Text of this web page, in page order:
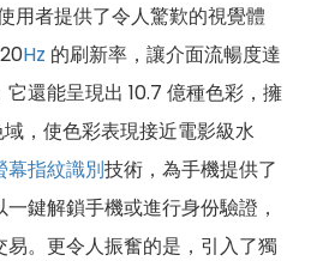
用者提供了令人驚歎的視覺體
Hz 的刷新率，讓介面流暢度達
還能呈現出 10.7 億種色彩，擁
，使色彩表現接近電影級水
幕指紋識別技術，為手機提供了
鍵解鎖手機或進行身份驗證，
。更令人振奮的是，引入了獨